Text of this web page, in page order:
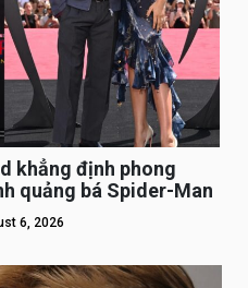
khẳng định phong
quảng bá Spider-Man
6, 2026